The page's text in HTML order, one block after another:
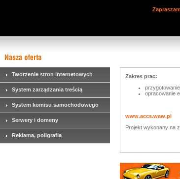
Tworzenie stron internetowych
System zarządzania treścią
System komisu samochodowego
Serwery i domeny
Reklama, poligrafia
Zakres prac:
opracowanie
www.accs.waw.pl
Projekt wykonany na